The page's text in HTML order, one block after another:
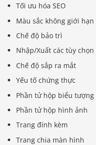
Tối ưu hóa SEO
Màu sắc không giới hạn
Chế độ bảo trì
Nhập/Xuất các tùy chọn
Chế độ sắp ra mắt
Yếu tố chứng thực
Phần tử hộp biểu tượng
Phần tử hộp hình ảnh
Trang đính kèm
Trang chia màn hình